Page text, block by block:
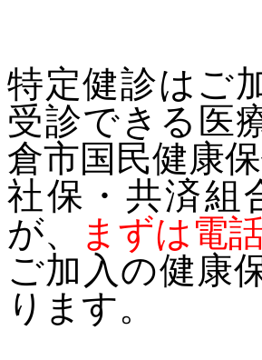
特定健診はご
受診できる医
倉市国民健康
社保・共済組
が、
まずは電
ご加入の健康
ります。